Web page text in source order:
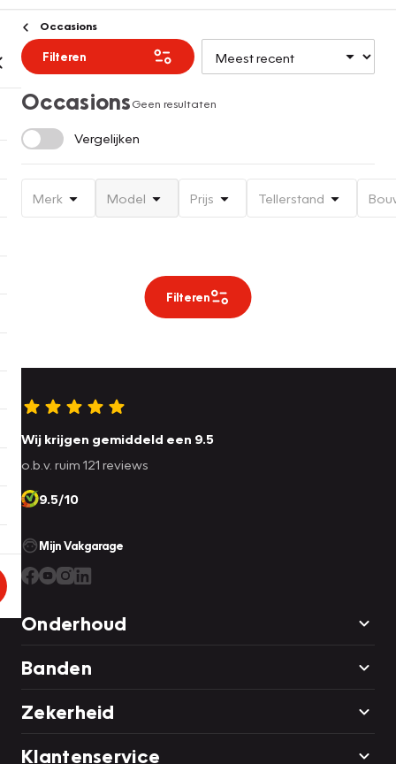
Occasions
Filteren
OccasionsGeen resultaten
Vergelijken
Merk Model Prijs Tellerstand
Filteren
Wij krijgen gemiddeld een 9.5
o.b.v. ruim 121 reviews
9.5/10
Mijn Vakgarage
Onderhoud
Banden
Zekerheid
Klantenservice